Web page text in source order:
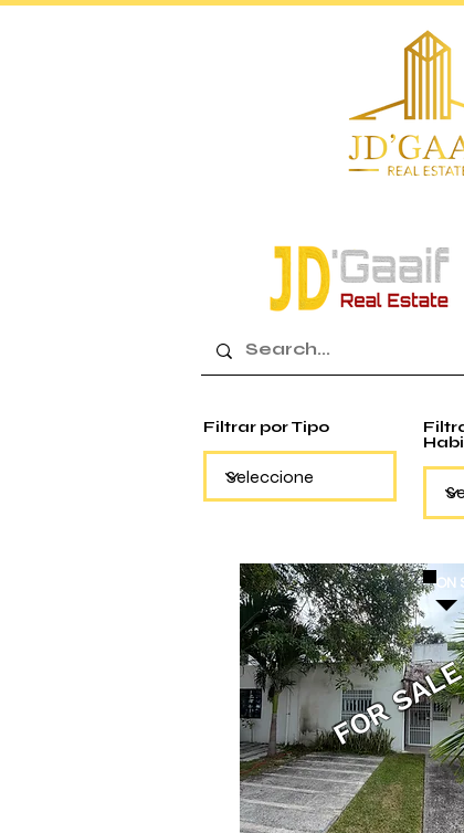
Filtrar por Tipo
ON
FOR